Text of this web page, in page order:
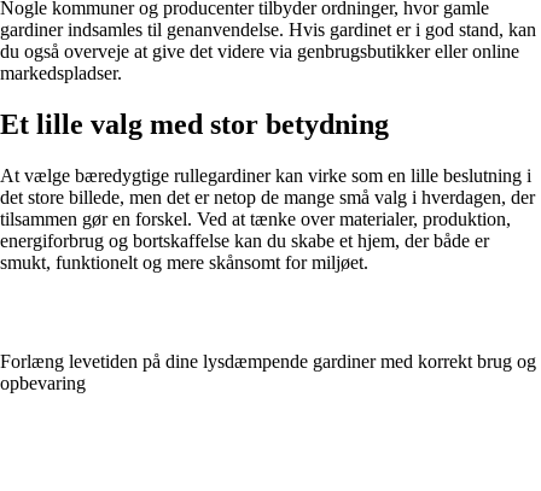
Nogle kommuner og producenter tilbyder ordninger, hvor gamle
gardiner indsamles til genanvendelse. Hvis gardinet er i god stand, kan
du også overveje at give det videre via genbrugsbutikker eller online
markedspladser.
Et lille valg med stor betydning
At vælge bæredygtige rullegardiner kan virke som en lille beslutning i
det store billede, men det er netop de mange små valg i hverdagen, der
tilsammen gør en forskel. Ved at tænke over materialer, produktion,
energiforbrug og bortskaffelse kan du skabe et hjem, der både er
smukt, funktionelt og mere skånsomt for miljøet.
Forlæng levetiden på dine lysdæmpende gardiner med korrekt brug og
opbevaring